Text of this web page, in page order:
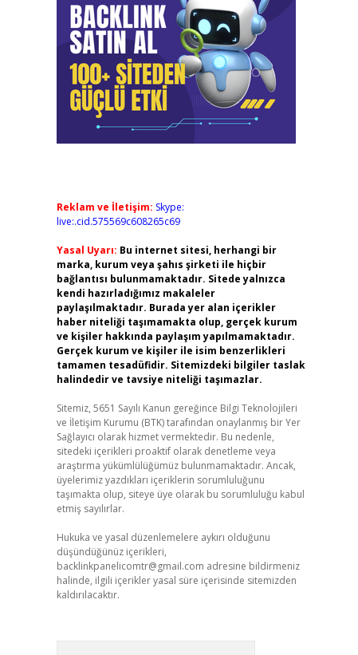
Reklam ve İletişim: Skype:
live:.cid.575569c608265c69
Yasal Uyarı: Bu internet sitesi, herhangi bir
marka, kurum veya şahıs şirketi ile hiçbir
bağlantısı bulunmamaktadır. Sitede yalnızca
kendi hazırladığımız makaleler
paylaşılmaktadır. Burada yer alan içerikler
haber niteliği taşımamakta olup, gerçek kurum
ve kişiler hakkında paylaşım yapılmamaktadır.
Gerçek kurum ve kişiler ile isim benzerlikleri
tamamen tesadüfidir. Sitemizdeki bilgiler taslak
halindedir ve tavsiye niteliği taşımazlar.
Sitemiz, 5651 Sayılı Kanun gereğince Bilgi Teknolojileri
ve İletişim Kurumu (BTK) tarafından onaylanmış bir Yer
Sağlayıcı olarak hizmet vermektedir. Bu nedenle,
sitedeki içerikleri proaktif olarak denetleme veya
araştırma yükümlülüğümüz bulunmamaktadır. Ancak,
üyelerimiz yazdıkları içeriklerin sorumluluğunu
taşımakta olup, siteye üye olarak bu sorumluluğu kabul
etmiş sayılırlar.
Hukuka ve yasal düzenlemelere aykırı olduğunu
düşündüğünüz içerikleri,
backlinkpanelicomtr@gmail.com adresine bildirmeniz
halinde, ilgili içerikler yasal süre içerisinde sitemizden
kaldırılacaktır.